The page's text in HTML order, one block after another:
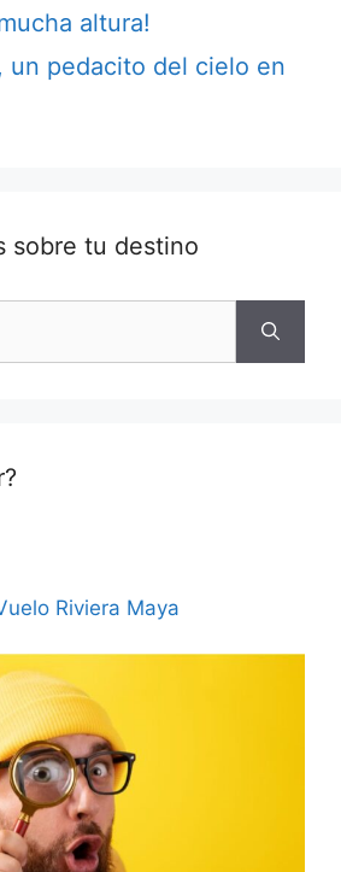
altura!
un pedacito del cielo en
sobre tu destino